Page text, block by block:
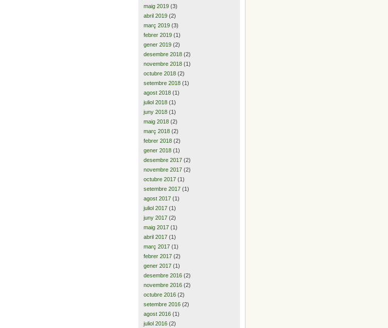
maig 2019 (3)
abril 2019 (2)
març 2019 (3)
febrer 2019 (1)
gener 2019 (2)
desembre 2018 (2)
novembre 2018 (1)
octubre 2018 (2)
setembre 2018 (1)
agost 2018 (1)
juliol 2018 (1)
juny 2018 (1)
maig 2018 (2)
març 2018 (2)
febrer 2018 (2)
gener 2018 (1)
desembre 2017 (2)
novembre 2017 (2)
octubre 2017 (1)
setembre 2017 (1)
agost 2017 (1)
juliol 2017 (1)
juny 2017 (2)
maig 2017 (1)
abril 2017 (1)
març 2017 (1)
febrer 2017 (2)
gener 2017 (1)
desembre 2016 (2)
novembre 2016 (2)
octubre 2016 (2)
setembre 2016 (2)
agost 2016 (1)
juliol 2016 (2)